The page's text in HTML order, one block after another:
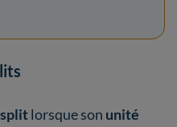
lorsque son unité